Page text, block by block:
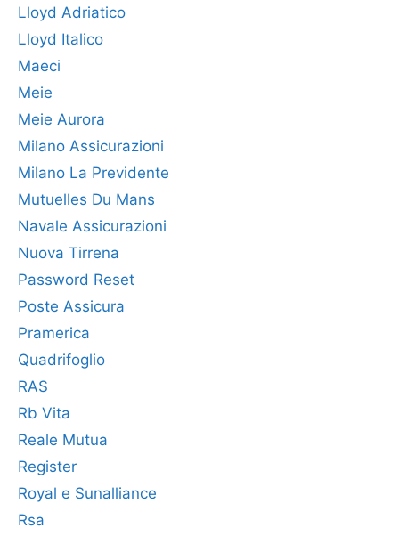
Lloyd Adriatico
Lloyd Italico
Maeci
Meie
Meie Aurora
Milano Assicurazioni
Milano La Previdente
Mutuelles Du Mans
Navale Assicurazioni
Nuova Tirrena
Password Reset
Poste Assicura
Pramerica
Quadrifoglio
RAS
Rb Vita
Reale Mutua
Register
Royal e Sunalliance
Rsa